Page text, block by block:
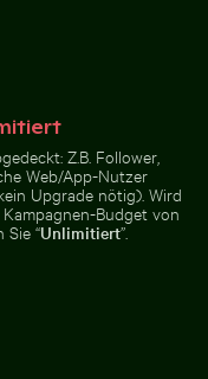
Spiegelung des
Berliner
Fernsehturms in
Glasfassade
Tempel
Rosa
Kaiserkrone
Z.B. Follower,
Web/App-Nutzer
Upgrade nötig). Wird
Budget von
“Unlimitiert”.